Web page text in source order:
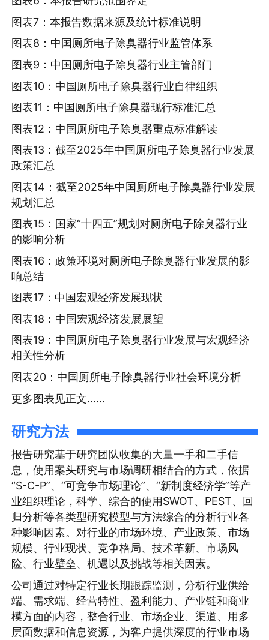
图表7：本报告数据来源及统计标准说明
图表8：中国厕所电子除臭器行业监管体系
图表9：中国厕所电子除臭器行业主管部门
图表10：中国厕所电子除臭器行业自律组织
图表11：中国厕所电子除臭器现行标准汇总
图表12：中国厕所电子除臭器重点标准解读
图表13：截至2025年中国厕所电子除臭器行业发展
政策汇总
图表14：截至2025年中国厕所电子除臭器行业发展
规划汇总
图表15：国家“十四五”规划对厕所电子除臭器行业
的影响分析
图表16：政策环境对厕所电子除臭器行业发展的影
响总结
图表17：中国宏观经济发展现状
图表18：中国宏观经济发展展望
图表19：中国厕所电子除臭器行业发展与宏观经济
相关性分析
图表20：中国厕所电子除臭器行业社会环境分析
更多图表见正文……
研究方法
报告研究基于研究团队收集的大量一手和二手信
息，使用案头研究与市场调研相结合的方式，依据
“S-C-P”、“可竞争市场理论”、“新制度经济学”等产
业组织理论，科学、综合的使用SWOT、PEST、回
归分析等各类型研究模型与方法综合的分析行业各
种影响因素。对行业的市场环境、产业政策、市场
规模、行业现状、竞争格局、技术革新、市场风
险、行业壁垒、机遇以及挑战等相关因素。
公司通过对特定行业长期跟踪监测，分析行业供给
端、需求端、经营特性、盈利能力、产业链和商业
模方面的内容，整合行业、市场企业、渠道、用多
层面数据和信息资源，为客户提供深度的行业市场